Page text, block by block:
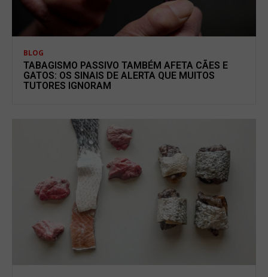
BLOG
TABAGISMO PASSIVO TAMBÉM AFETA CÃES E
GATOS: OS SINAIS DE ALERTA QUE MUITOS
TUTORES IGNORAM